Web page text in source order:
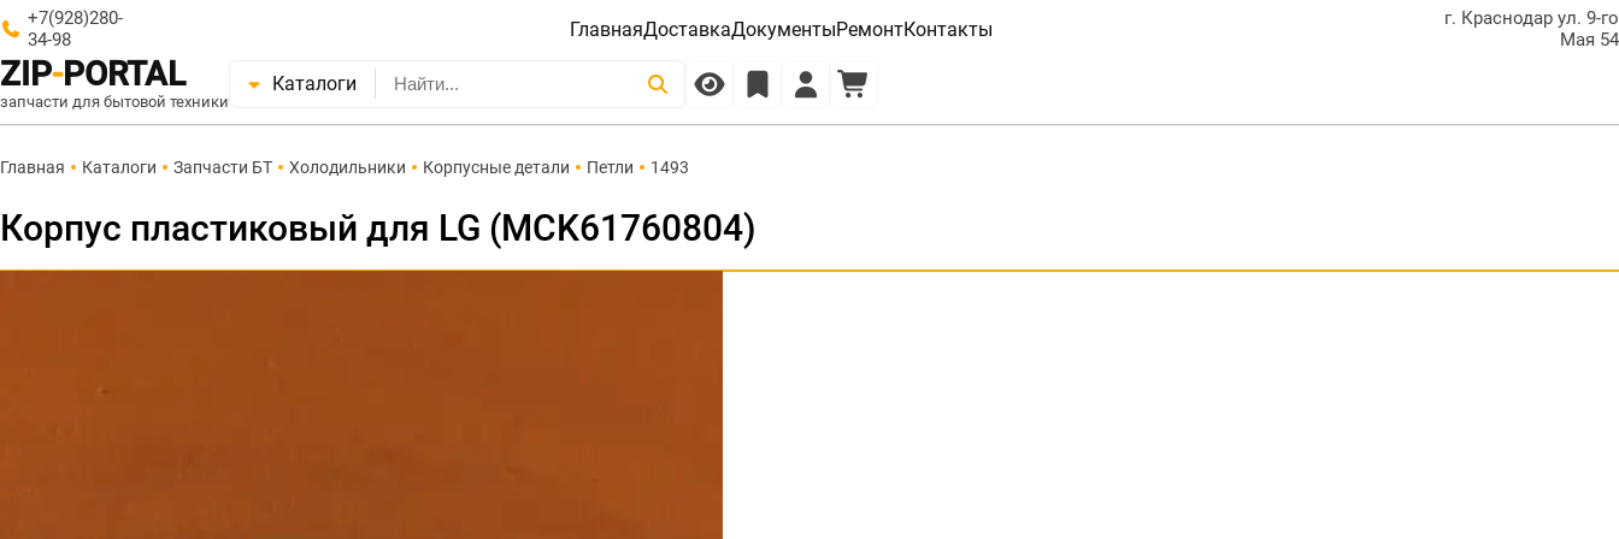
+7(928)280-
34-98
ГлавнаяДоставкаДокументыРемонтКонтакты
г. Краснодар ул. 9-го
Мая 54
ZIP-PORTAL
запчасти для бытовой техники
Каталоги
Главная Каталоги Запчасти БТ Холодильники Корпусные детали Петли 1493
Корпус пластиковый для LG (MCK61760804)